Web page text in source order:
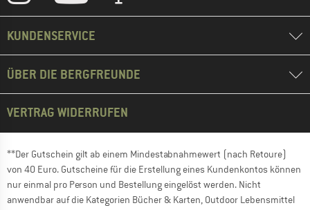
KUNDENSERVICE
ÜBER DIE BERGFREUNDE
VERTRAG WIDERRUFEN
**Der Gutschein gilt ab einem Mindestabnahmewert (nach Retoure)
von 40 Euro. Gutscheine für die Erstellung eines Kundenkontos können
nur einmal pro Person und Bestellung eingelöst werden. Nicht
anwendbar auf die Kategorien Bücher & Karten, Outdoor Lebensmittel